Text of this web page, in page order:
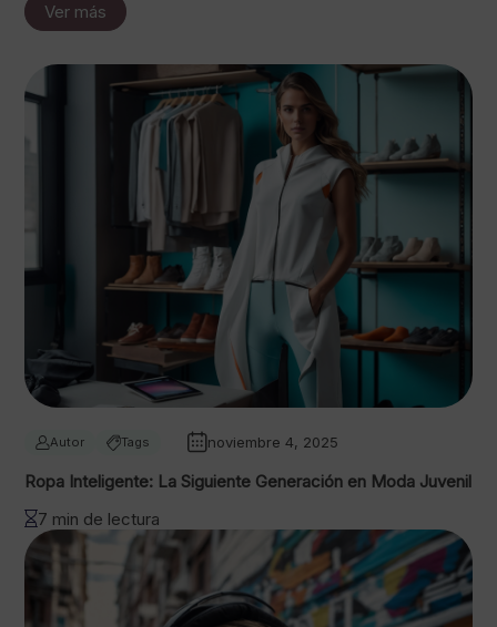
Ver más
Autor Tags noviembre 4, 2025
Ropa Inteligente: La Siguiente Generación en Moda Juvenil
7 min de lectura